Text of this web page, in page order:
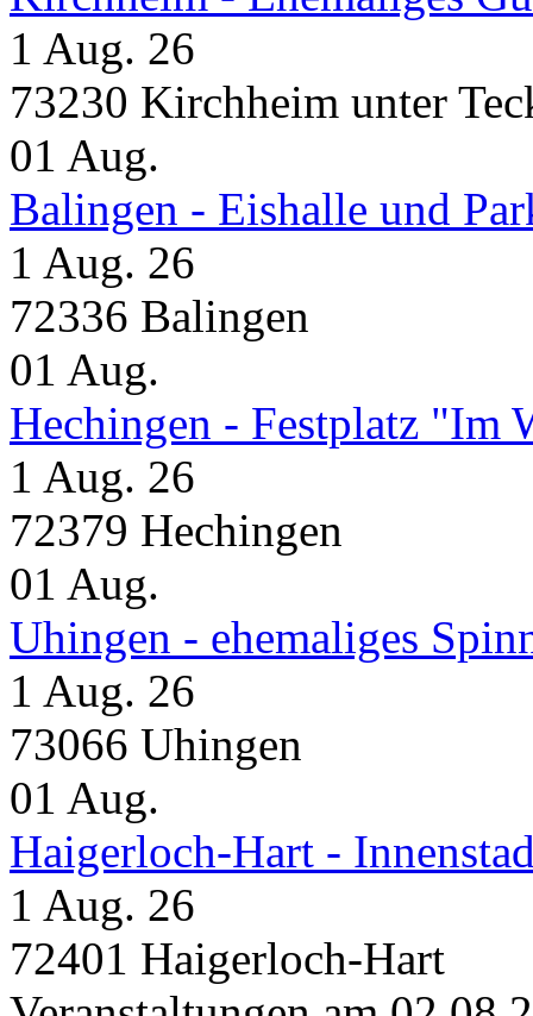
1 Aug. 26
73230 Kirchheim unter
01 Aug.
Balingen - Eishalle und
1 Aug. 26
72336 Balingen
01 Aug.
Hechingen - Festplatz "Im
1 Aug. 26
72379 Hechingen
01 Aug.
Uhingen - ehemaliges
1 Aug. 26
73066 Uhingen
01 Aug.
Haigerloch-Hart -
1 Aug. 26
72401 Haigerloch-Hart